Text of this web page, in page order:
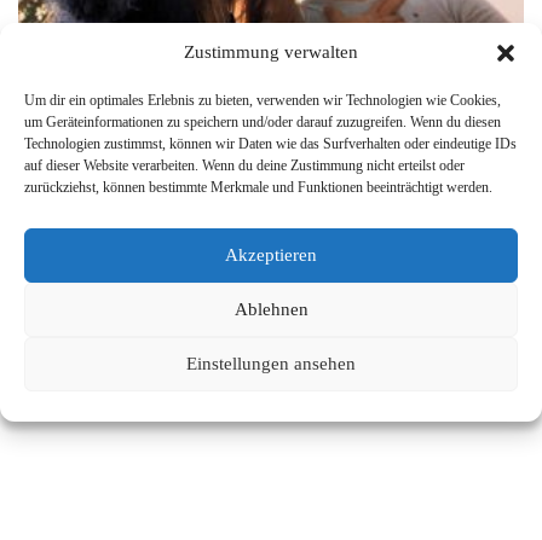
Zustimmung verwalten
Um dir ein optimales Erlebnis zu bieten, verwenden wir Technologien wie Cookies,
um Geräteinformationen zu speichern und/oder darauf zuzugreifen. Wenn du diesen
Technologien zustimmst, können wir Daten wie das Surfverhalten oder eindeutige IDs
auf dieser Website verarbeiten. Wenn du deine Zustimmung nicht erteilst oder
zurückziehst, können bestimmte Merkmale und Funktionen beeinträchtigt werden.
Akzeptieren
Ablehnen
Einstellungen ansehen